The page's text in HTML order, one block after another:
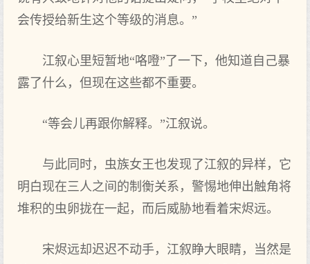
会传授给新生这个等级的消息。”
江叙心里短暂地“咯噔”了一下，他知道自己暴
露了什么，但现在这些都不重要。
“等会儿再跟你解释。”江叙说。
与此同时，虫族女王也发现了江叙的异样，它
明白现在三人之间的制衡关系，警惕地伸出触角将
堆积的虫卵拢在一起，而后威胁地看着宋烬远。
宋烬远却迟迟不动手，江叙睁大眼睛，当然是